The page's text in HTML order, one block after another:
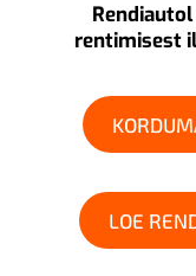
rentimisest
LOE